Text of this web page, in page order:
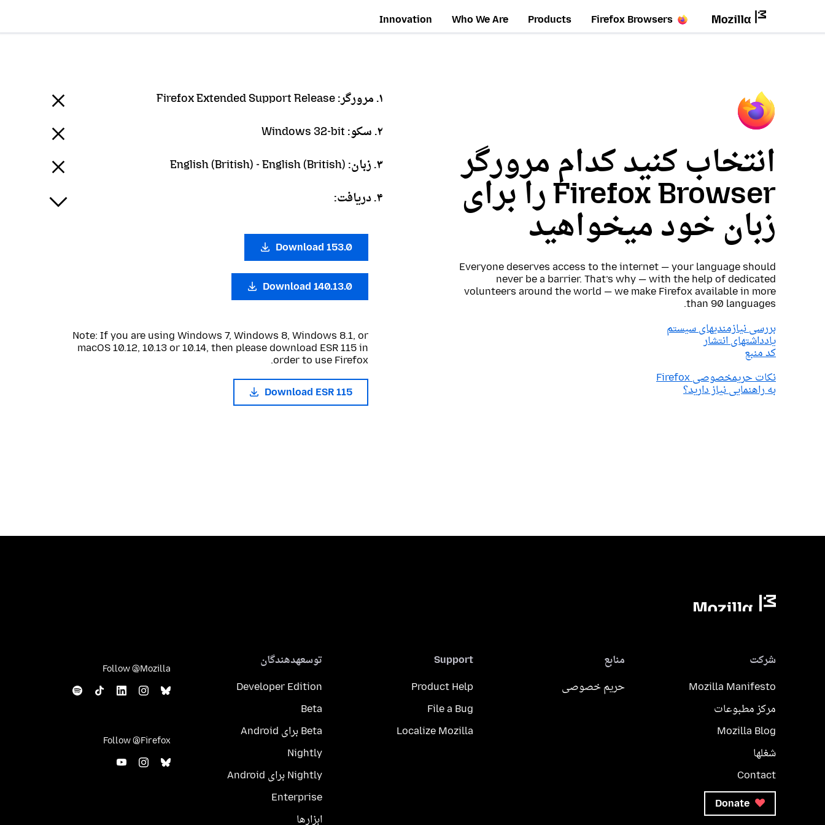
Firefox Browsers
Products
Who We Are
Innovation
انتخاب کنید کدام مرورگر
Firefox Browser را برای
زبان خود میخواهید
Everyone deserves access to the internet — your language should
never be a barrier. That’s why — with the help of dedicated
volunteers around the world — we make Firefox available in more
than 90 languages.
بررسی نیازمندیهای سیستم
یادداشتهای انتشار
کد منبع
نکات حریمخصوصی Firefox
به راهنمایی نیاز دارید؟
۱. مرورگر: Firefox Extended Support Release
۲. سکو: Windows 32-bit
۳. زبان: English (British) - English (British)
۴. دریافت:
Download 153.0
Download 140.13.0
Note: If you are using Windows 7, Windows 8, Windows 8.1, or
macOS 10.12, 10.13 or 10.14, then please download ESR 115 in
order to use Firefox.
Download ESR 115
شرکت
Mozilla Manifesto
مرکز مطبوعات
Mozilla Blog
شغلها
Contact
Donate
منابع
حریم خصوصی
Support
Product Help
File a Bug
Localize Mozilla
توسعهدهندگان
Developer Edition
Beta
Beta برای Android
Nightly
Nightly برای Android
Enterprise
ابزارها
Follow @Mozilla
Follow @Firefox